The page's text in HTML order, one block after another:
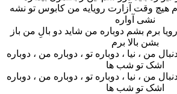
هیچ وقت آزارت رویایه من کابوس تو نشه
نشی آواره
رویا برم بشم دوباره من شاید دو بالِ من باز
بشن بالا برم
من ، نیا ، دوباره تو ، دوباره من ، دوباره
اشک تو شب ها
من ، نیا ، دوباره تو ، دوباره من ، دوباره
اشک تو شب ها